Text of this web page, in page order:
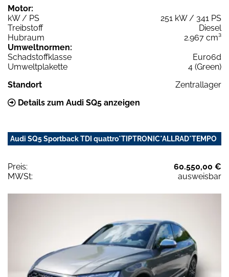
Motor:
kW / PS
251 kW / 341 PS
Treibstoff
Diesel
Hubraum
2.967 cm³
Umweltnormen:
Schadstoffklasse
Euro6d
Umweltplakette
4 (Green)
Standort
Zentrallager
Details zum Audi SQ5 anzeigen
Audi SQ5 Sportback TDI quattro*TIPTRONIC*ALLRAD*TEMPO
Preis:
60.550,00 €
MWSt:
ausweisbar